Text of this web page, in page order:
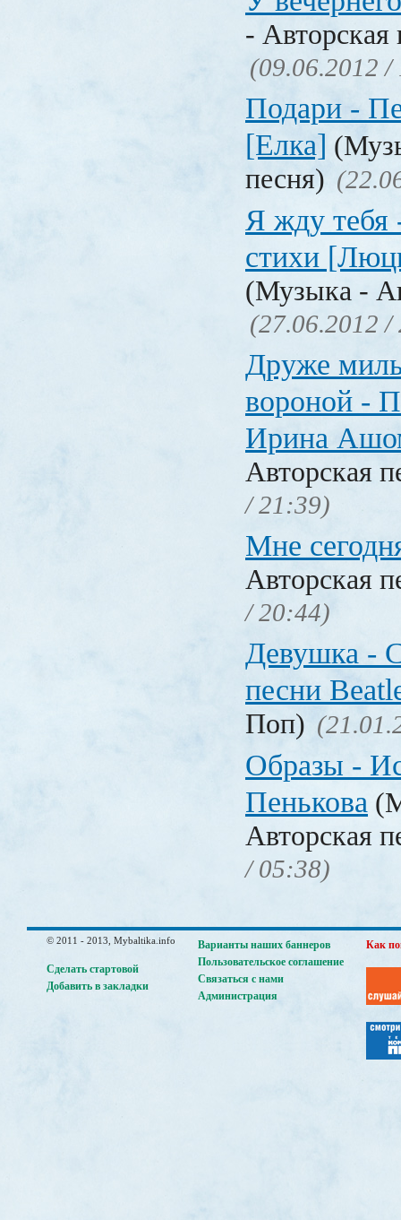
- Авторская
(09.06.2012 /
Подари -
[Елка]
песня)
Я жду тебя
стихи
(Музыка -
(27.06.2012 /
Друже
вороной -
Ирина
Авторская
/ 21:39)
Мне
Авторская
/ 20:44)
Девушка -
песни
Поп)
Образы -
Пенькова
Авторская
/ 05:38)
© 2011 - 2013, Mybaltika.info
Сделать стартовой
Добавить в закладки
Варианты наших баннеров
Пользовательское соглашение
Связаться с нами
Администрация
Как